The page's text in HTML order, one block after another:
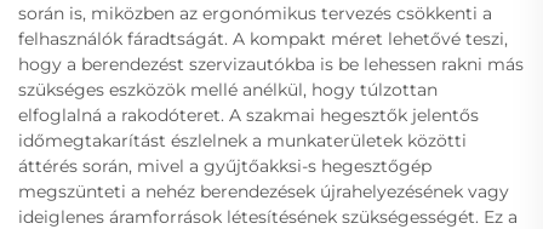
során is, miközben az ergonómikus tervezés csökkenti a
felhasználók fáradtságát. A kompakt méret lehetővé teszi,
hogy a berendezést szervizautókba is be lehessen rakni más
szükséges eszközök mellé anélkül, hogy túlzottan
elfoglalná a rakodóteret. A szakmai hegesztők jelentős
időmegtakarítást észlelnek a munkaterületek közötti
áttérés során, mivel a gyűjtőakksi-s hegesztőgép
megszünteti a nehéz berendezések újrahelyezésének vagy
ideiglenes áramforrások létesítésének szükségességét. Ez a